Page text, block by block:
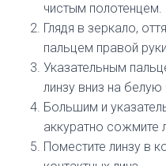
чистым полотенцем.
Глядя в зеркало,
пальцем правой
Указательным
линзу вниз на белую
Большим и
аккуратно сожмите
Поместите линзу в